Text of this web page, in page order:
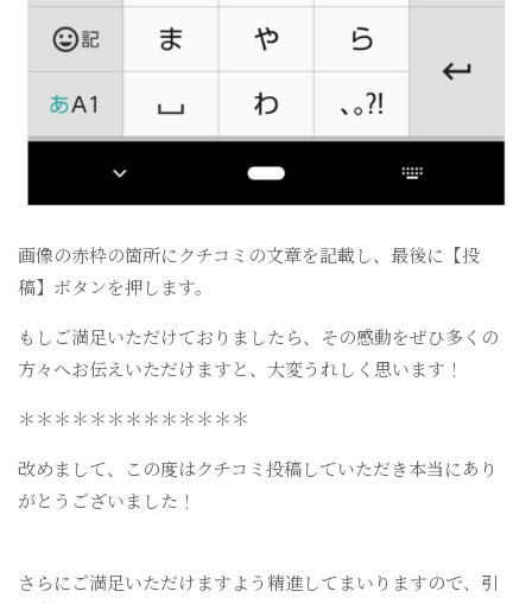
画像の赤枠の箇所にクチコミの文章を記載し、最後に【投
稿】ボタンを押します。
もしご満足いただけておりましたら、その感動をぜひ多くの
方々へお伝えいただけますと、大変うれしく思います！
＊＊＊＊＊＊＊＊＊＊＊＊＊
改めまして、この度はクチコミ投稿していただき本当にあり
がとうございました！
さらにご満足いただけますよう精進してまいりますので、引